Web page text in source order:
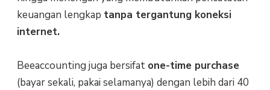
keuangan lengkap tanpa tergantung koneksi
internet.
Beeaccounting juga bersifat one-time purchase
(bayar sekali, pakai selamanya) dengan lebih dari 40